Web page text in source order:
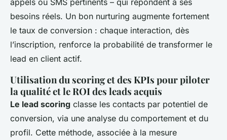
besoins réels. Un bon nurturing augmente fortement
le taux de conversion : chaque interaction, dès
l’inscription, renforce la probabilité de transformer le
lead en client actif.
Utilisation du scoring et des KPIs pour piloter
la qualité et le ROI des leads acquis
Le lead scoring classe les contacts par potentiel de
conversion, via une analyse du comportement et du
profil. Cette méthode, associée à la mesure